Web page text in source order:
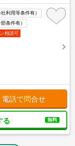
利用等条件有）
条件有）
相談可
電話で問合せ
る 無料